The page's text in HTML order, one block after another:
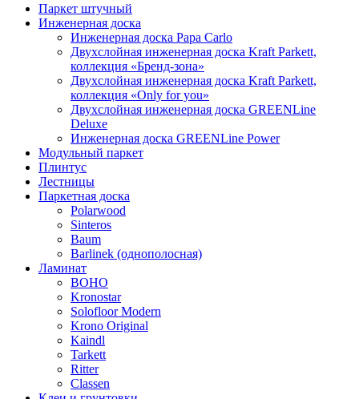
Паркет штучный
Инженерная доска
Инженерная доска Papa Carlo
Двухслойная инженерная доска Kraft Parkett,
коллекция «Бренд-зона»
Двухслойная инженерная доска Kraft Parkett,
коллекция «Only for you»
Двухслойная инженерная доска GREENLine
Deluxe
Инженерная доска GREENLine Power
Модульный паркет
Плинтус
Лестницы
Паркетная доска
Polarwood
Sinteros
Baum
Barlinek (однополосная)
Ламинат
BOHO
Kronostar
Solofloor Modern
Krono Original
Kaindl
Tarkett
Ritter
Classen